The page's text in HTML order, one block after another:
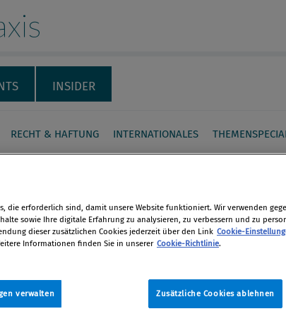
INSIDER
RECHT & HAFTUNG INTERNATIONALES
ein Überblick für die
hat in Österreich bereits eine lange
EU-Entgelttransparenz-Richtlinie
die erforderlich sind, damit unsere Website funktioniert. Wir verwenden
sowie Ihre digitale Erfahrung zu analysieren, zu verbessern und zu
dieser zusätzlichen Cookies jederzeit über den Link Cookie-
Informationen finden Sie in unserer Cookie-Richtlinie.
Zusätzliche Cookies ablehnen
verwalten